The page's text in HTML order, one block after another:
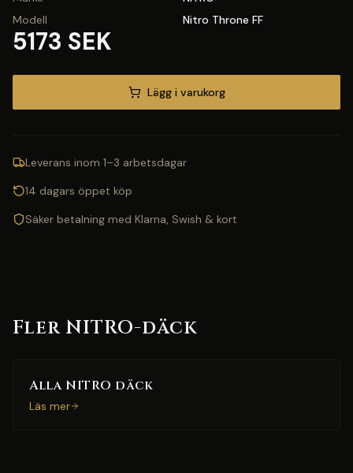
Modell
Nitro Throne FF
5173 SEK
Lägg i varukorg
Leverans inom 1–3 arbetsdagar
14 dagars öppet köp
Säker betalning med Klarna, Swish & kort
Fler NITRO-däck
Alla NITRO däck
Läs mer